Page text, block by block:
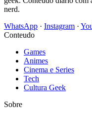
nerd.
WhatsApp · Instagram ·
Conteudo
Games
Animes
Cinema e Series
Tech
Cultura Geek
Sobre